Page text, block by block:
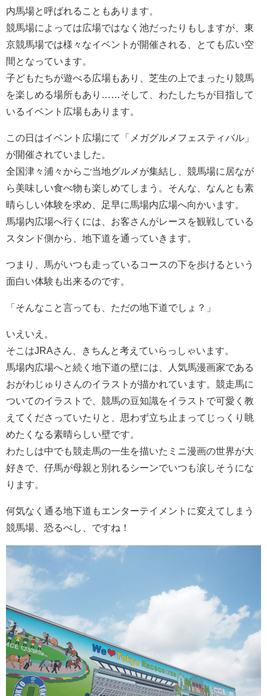
内馬場と呼ばれることもあります。
競馬場によっては広場ではなく池だったりもしますが、東
京競馬場では様々なイベントが開催される、とても広い空
間となっています。
子どもたちが遊べる広場もあり、芝生の上でまったり競馬
を楽しめる場所もあり……そして、わたしたちが目指して
いるイベント広場もあります。
この日はイベント広場にて「メガグルメフェスティバル」
が開催されていました。
全国津々浦々からご当地グルメが集結し、競馬場に居なが
ら美味しい食べ物も楽しめてしまう。そんな、なんとも素
晴らしい体験を求め、足早に馬場内広場へ向かいます。
馬場内広場へ行くには、お客さんがレースを観戦している
スタンド側から、地下道を通っていきます。
つまり、馬がいつも走っているコースの下を歩けるという
面白い体験も出来るのです。
「そんなこと言っても、ただの地下道でしょ？」
いえいえ。
そこはJRAさん、きちんと考えていらっしゃいます。
馬場内広場へと続く地下道の壁には、人気馬漫画家である
おがわじゅりさんのイラストが描かれています。競走馬に
ついてのイラストで、競馬の豆知識をイラストで可愛く教
えてくださっていたりと、思わず立ち止まってじっくり眺
めたくなる素晴らしい壁です。
わたしは中でも競走馬の一生を描いたミニ漫画の世界が大
好きで、仔馬が母親と別れるシーンでいつも涙しそうにな
ります。
何気なく通る地下道もエンターテイメントに変えてしまう
競馬場、恐るべし、ですね！